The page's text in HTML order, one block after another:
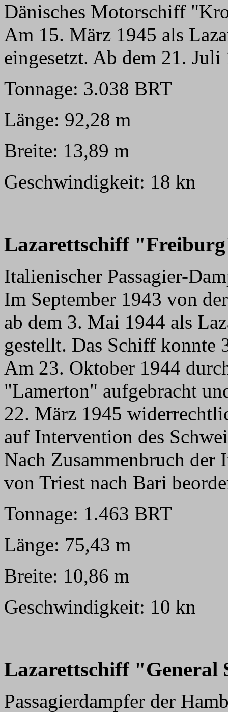
Dänisches Motorschiff
Am 15. März 1945 als
eingesetzt. Ab dem 21.
Tonnage: 3.038 BRT
Länge: 92,28 m
Breite: 13,89 m
Geschwindigkeit: 18 kn
Lazarettschiff
Italienischer Passagier-
Im September 1943 von
ab dem 3. Mai 1944 als
gestellt. Das Schiff konnte
Am 23. Oktober 1944
"Lamerton" aufgebracht
22. März 1945
auf Intervention des
Nach Zusammenbruch
von Triest nach Bari
Tonnage: 1.463 BRT
Länge: 75,43 m
Breite: 10,86 m
Geschwindigkeit: 10 kn
Lazarettschiff "General
Passagierdampfer der